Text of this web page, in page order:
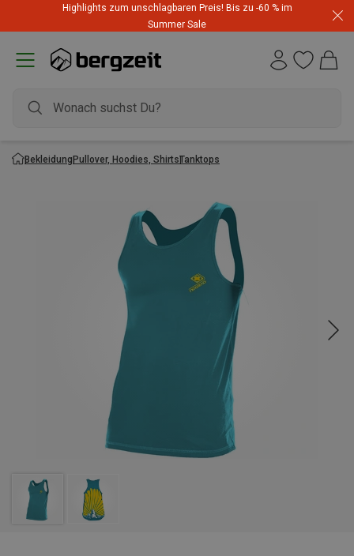
Highlights zum unschlagbaren Preis! Bis zu -60 % im
Summer Sale
BekleidungPullover, Hoodies, ShirtsTanktops